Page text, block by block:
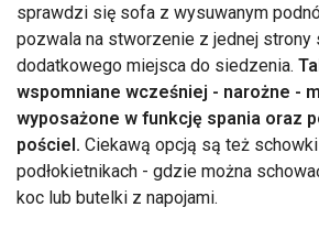
sprawdzi się sofa z wysuwanym
pozwala na stworzenie z jednej strony
dodatkowego miejsca do siedzenia.
wspomniane wcześniej - narożne -
wyposażone w funkcję spania oraz
pościel. Ciekawą opcją są też
podłokietnikach - gdzie można
koc lub butelki z napojami.